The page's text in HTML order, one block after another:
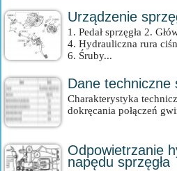
Urządzenie
1. Pedał sprzęgła 2.
4. Hydrauliczna rura
6. Śruby...
Dane techniczne
Charakterystyka
dokręcania połączeń
Odpowietrzanie
napędu sprzęgła